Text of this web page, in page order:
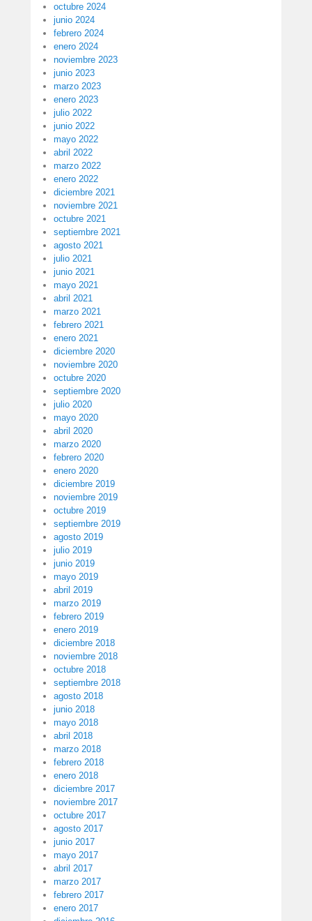
octubre 2024
junio 2024
febrero 2024
enero 2024
noviembre 2023
junio 2023
marzo 2023
enero 2023
julio 2022
junio 2022
mayo 2022
abril 2022
marzo 2022
enero 2022
diciembre 2021
noviembre 2021
octubre 2021
septiembre 2021
agosto 2021
julio 2021
junio 2021
mayo 2021
abril 2021
marzo 2021
febrero 2021
enero 2021
diciembre 2020
noviembre 2020
octubre 2020
septiembre 2020
julio 2020
mayo 2020
abril 2020
marzo 2020
febrero 2020
enero 2020
diciembre 2019
noviembre 2019
octubre 2019
septiembre 2019
agosto 2019
julio 2019
junio 2019
mayo 2019
abril 2019
marzo 2019
febrero 2019
enero 2019
diciembre 2018
noviembre 2018
octubre 2018
septiembre 2018
agosto 2018
junio 2018
mayo 2018
abril 2018
marzo 2018
febrero 2018
enero 2018
diciembre 2017
noviembre 2017
octubre 2017
agosto 2017
junio 2017
mayo 2017
abril 2017
marzo 2017
febrero 2017
enero 2017